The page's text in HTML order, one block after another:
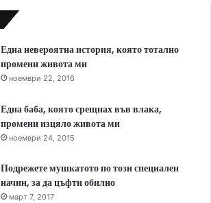
Една невероятна история, която тотално
промени живота ми
ноември 22, 2016
Една баба, която срещнах във влака,
промени изцяло живота ми
ноември 24, 2015
Подрежете мушкатото по този специален
начин, за да цъфти обилно
март 7, 2017